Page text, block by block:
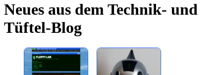
Neues aus dem Technik- und
Tüftel-Blog